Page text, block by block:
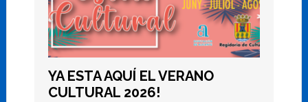
YA ESTA AQUÍ EL VERANO
CULTURAL 2026!